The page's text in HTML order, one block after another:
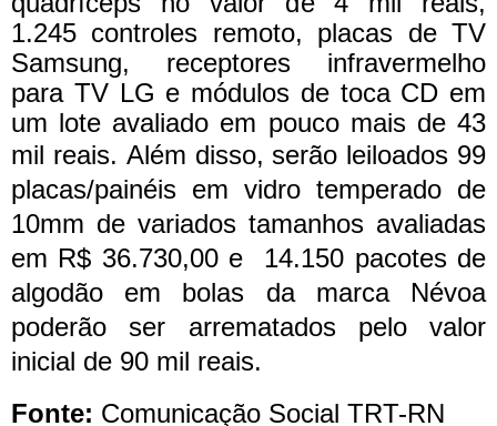
1.245 controles remoto, placas de TV
Samsung, receptores infravermelho
para TV LG e módulos de toca CD em
um lote avaliado em pouco mais de 43
mil reais. Além disso, serão leiloados 99
placas/painéis em vidro temperado de
10mm de variados tamanhos avaliadas
em R$ 36.730,00 e 14.150 pacotes de
algodão em bolas da marca Névoa
poderão ser arrematados pelo valor
inicial de 90 mil reais.
Fonte: Comunicação Social TRT-RN